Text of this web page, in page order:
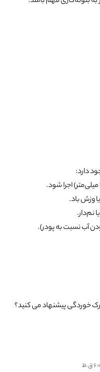
دارد:
خوردگی پیشنهاد می کنید؟